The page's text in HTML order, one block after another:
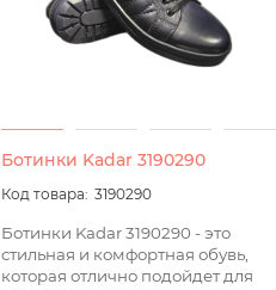
Ботинки Kadar 3190290
3190290
Ботинки Kadar 3190290 - это
стильная и комфортная обувь,
которая отлично подойдет для